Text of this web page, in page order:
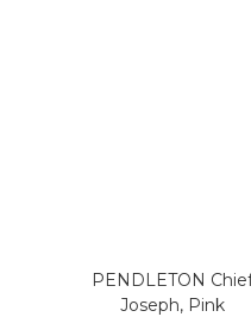
PENDLETON Chief
Joseph, Pink